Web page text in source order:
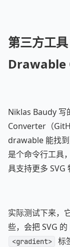
第三方工
Drawable
Niklas Baudy
Converter（
drawable 能找
是个命令行工具
具支持更多 SVG
实际测试下来，
些，会把 SVG 的
<gradient> 标